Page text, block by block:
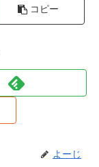
コピー
よーじ